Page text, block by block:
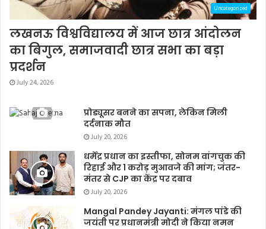
Uncategorized
लखनऊ विश्वविद्यालय में आज छात्र आंदोलन
का बिगुल, समाजवादी छात्र सभा का बड़ा
प्रदर्शन
July 24, 2026
प्रोड्यूसर बनने का सपना, लेकिन मिली
दर्दनाक मौत
July 20, 2026
धर्मेंद्र प्रधान का इस्तीफा, सोनम वांगचुक की
रिहाई और 1 करोड़ मुआवजे की मांग; जंतर-
मंतर से CJP का केंद्र पर दबाव
July 20, 2026
Mangal Pandey Jayanti: मंगल पांडे की
जयंती पर प्रधानमंत्री मोदी ने किया नमन